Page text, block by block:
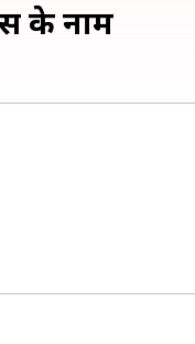
के नाम